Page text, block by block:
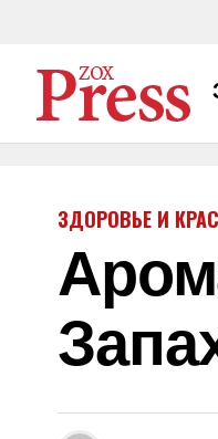
ЗДОРОВЬЕ И